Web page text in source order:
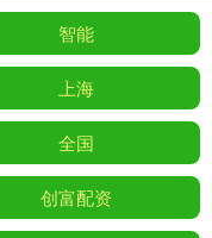
智能
上海
全国
创富配资